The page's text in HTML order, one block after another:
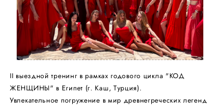
II выездной тренинг в рамках годового цикла "КОД
ЖЕНЩИНЫ" в Египет (г. Каш, Турция).
Увлекательное погружение в мир древнегреческих легенд